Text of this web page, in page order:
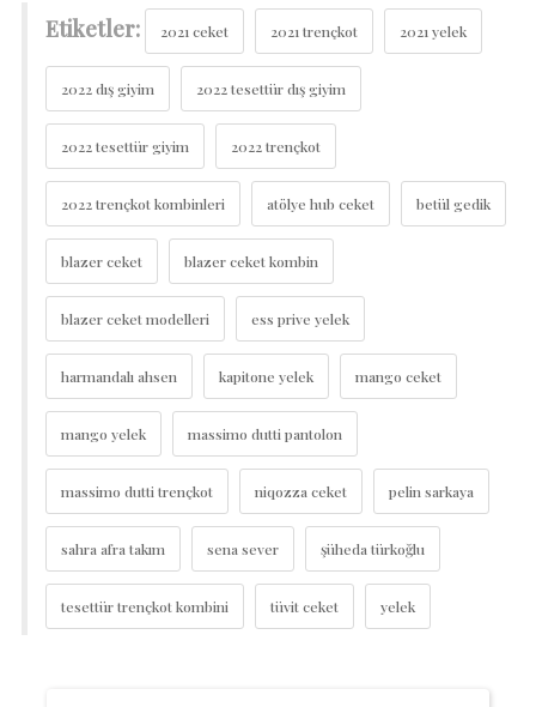
Etiketler: 2021 ceket 2021 trençkot 2021 yelek
2022 dış giyim 2022 tesettür dış giyim
2022 tesettür giyim 2022 trençkot
2022 trençkot kombinleri atölye hub ceket betül gedik
blazer ceket blazer ceket kombin
blazer ceket modelleri ess prive yelek
harmandalı ahsen kapitone yelek mango ceket
mango yelek massimo dutti pantolon
massimo dutti trençkot niqozza ceket pelin sarkaya
sahra afra takım sena sever şüheda türkoğlu
tesettür trençkot kombini tüvit ceket yelek